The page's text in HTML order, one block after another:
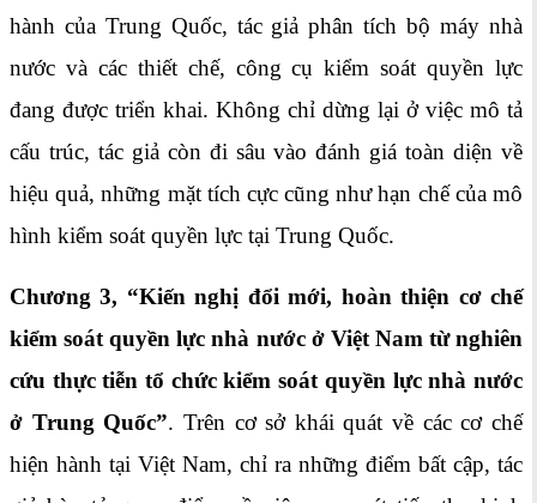
hành của Trung Quốc, tác giả phân tích bộ máy nhà
nước và các thiết chế, công cụ kiểm soát quyền lực
đang được triển khai. Không chỉ dừng lại ở việc mô tả
cấu trúc, tác giả còn đi sâu vào đánh giá toàn diện về
hiệu quả, những mặt tích cực cũng như hạn chế của mô
hình kiểm soát quyền lực tại Trung Quốc.
Chương3, “Kiến nghị đổi mới, hoàn thiện cơ chế
kiểm soát quyền lực nhà nước ở Việt Nam từ nghiên
cứu thực tiễn tổ chức kiểm soát quyền lực nhà nước
ở Trung Quốc”. Trên cơ sở khái quát về các cơ chế
hiện hành tại Việt Nam, chỉ ra những điểm bất cập, tác